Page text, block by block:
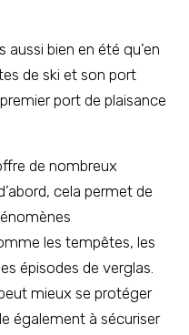
bien en été qu’en
de ski et son port
port de plaisance
de nombreux
cela permet de
les tempêtes, les
épisodes de verglas.
mieux se protéger
également à sécuriser